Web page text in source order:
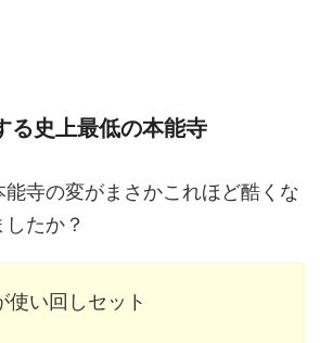
る史上最低の本能寺
寺の変がまさかこれほど酷くな
たか？
使い回しセット